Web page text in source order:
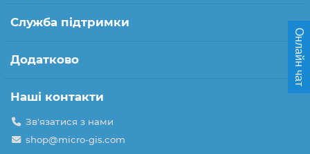
Служба підтримки
Додатково
Наші контакти
Зв'язатися з нами
shop@micro-gis.com
Онлайн чат